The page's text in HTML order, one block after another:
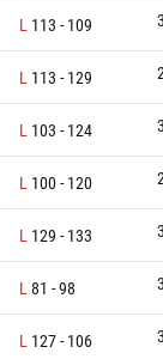
L 113 - 109
L 113 - 129
L 103 - 124
L 100- 120
L 129 - 133
L 81 -98
L 127- 106